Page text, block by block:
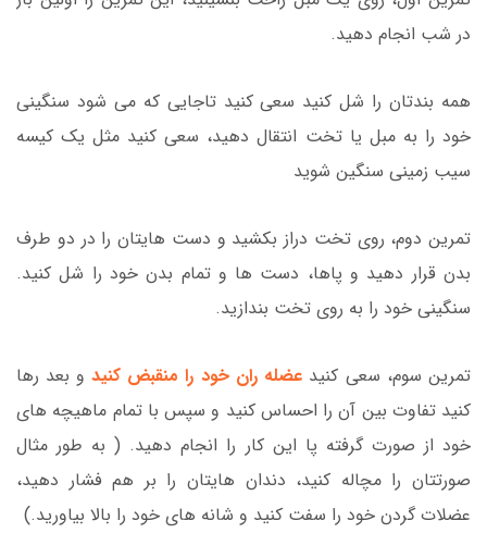
در شب انجام دهید.
همه بندتان را شل کنید سعی کنید تاجایی که می شود سنگینی
خود را به مبل یا تخت انتقال دهید، سعی کنید مثل یک کیسه
سیب زمینی سنگین شوید
تمرین دوم، روی تخت دراز بکشید و دست هایتان را در دو طرف
بدن قرار دهید و پاها، دست ها و تمام بدن خود را شل کنید.
سنگینی خود را به روی تخت بندازید.
تمرین سوم، سعی کنید عضله ران خود را منقبض کنید و بعد رها
کنید تفاوت بین آن را احساس کنید و سپس با تمام ماهیچه های
خود از صورت گرفته پا این کار را انجام دهید. ( به طور مثال
صورتتان را مچاله کنید، دندان هایتان را بر هم فشار دهید،
عضلات گردن خود را سفت کنید و شانه های خود را بالا بیاورید.)